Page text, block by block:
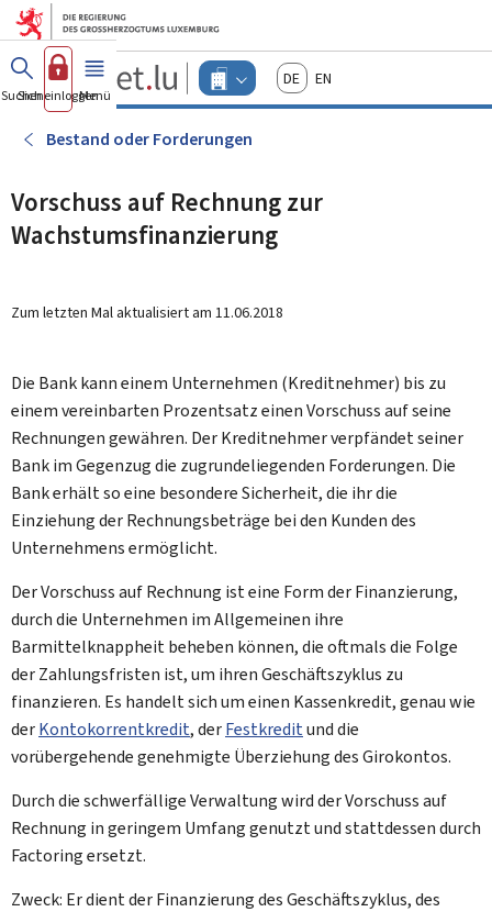
Zum Hauptmenü
Zum Inhalt
Guichet.lu
Changer
d'espace
Menu
actif
DeutschEnglish
Suchen
Sich einloggen
Menü Haupt-
Bestand oder Forderungen
Vorschuss auf Rechnung zur
Wachstumsfinanzierung
Zum letzten Mal aktualisiert am 11.06.2018
Die Bank kann einem Unternehmen (Kreditnehmer) bis zu
einem vereinbarten Prozentsatz einen Vorschuss auf seine
Rechnungen gewähren. Der Kreditnehmer verpfändet seiner
Bank im Gegenzug die zugrundeliegenden Forderungen. Die
Bank erhält so eine besondere Sicherheit, die ihr die
Einziehung der Rechnungsbeträge bei den Kunden des
Unternehmens ermöglicht.
Der Vorschuss auf Rechnung ist eine Form der Finanzierung,
durch die Unternehmen im Allgemeinen ihre
Barmittelknappheit beheben können, die oftmals die Folge
der Zahlungsfristen ist, um ihren Geschäftszyklus zu
finanzieren. Es handelt sich um einen Kassenkredit, genau wie
derKontokorrentkredit, derFestkreditund die
vorübergehende genehmigte Überziehung des Girokontos.
Durch die schwerfällige Verwaltung wird der Vorschuss auf
Rechnung in geringem Umfang genutzt und stattdessen durch
Factoring ersetzt.
Zweck: Er dient der Finanzierung des Geschäftszyklus, des